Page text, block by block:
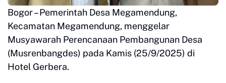
Bogor – Pemerintah Desa Megamendung,
Kecamatan Megamendung, menggelar
Musyawarah Perencanaan Pembangunan Desa
(Musrenbangdes) pada Kamis (25/9/2025) di
Hotel Gerbera.